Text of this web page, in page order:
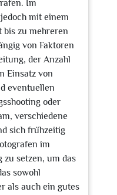
Im
mit einem
bis zu mehreren
von Faktoren
der Anzahl
Einsatz von
eventuellen
oder
verschiedene
sich frühzeitig
im
zu setzen, um das
sowohl
als auch ein gutes